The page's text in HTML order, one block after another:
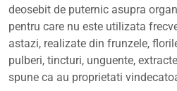
deosebit de puternic asupra
pentru care nu este utilizata
astazi, realizate din frunzele,
pulberi, tincturi, unguente,
spune ca au proprietati